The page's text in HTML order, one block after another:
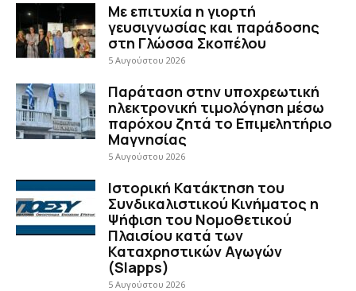
Με επιτυχία η γιορτή
γευσιγνωσίας και παράδοσης
στη Γλώσσα Σκοπέλου
5 Αυγούστου 2026
Παράταση στην υποχρεωτική
ηλεκτρονική τιμολόγηση μέσω
παρόχου ζητά το Επιμελητήριο
Μαγνησίας
5 Αυγούστου 2026
Ιστορική Κατάκτηση του
Συνδικαλιστικού Κινήματος η
Ψήφιση του Νομοθετικού
Πλαισίου κατά των
Καταχρηστικών Αγωγών
(Slapps)
5 Αυγούστου 2026